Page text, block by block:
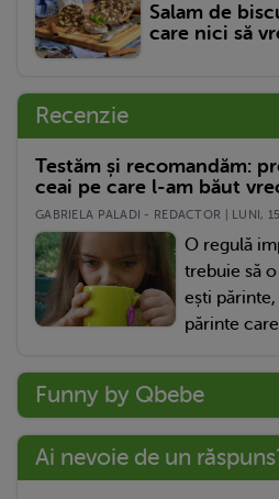
Salam de
care nici să
Recenzie
Testăm și recomandăm:
ceai pe care l-am băut
GABRIELA PALADI - REDACTOR | LUNI,
O regulă
trebuie să
ești
părinte
Funny by Qbebe
Ai nevoie de un